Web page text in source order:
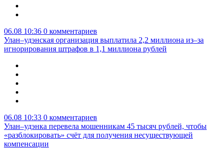
06.08 10:36 0 комментариев
Улан–удэнская организация выплатила 2,2 миллиона из–за
игнорирования штрафов в 1,1 миллиона рублей
06.08 10:33 0 комментариев
Улан–удэнка перевела мошенникам 45 тысяч рублей, чтобы
«разблокировать» счёт для получения несуществующей
компенсации